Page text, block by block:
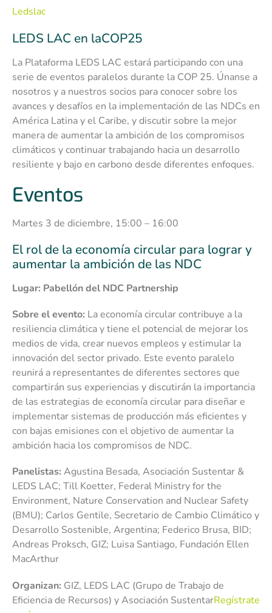
Ledslac
LEDS LAC en laCOP25
La Plataforma LEDS LAC estará participando con una
serie de eventos paralelos durante la COP 25. Únanse a
nosotros y a nuestros socios para conocer sobre los
avances y desafíos en la implementación de las NDCs en
América Latina y el Caribe, y discutir sobre la mejor
manera de aumentar la ambición de los compromisos
climáticos y continuar trabajando hacia un desarrollo
resiliente y bajo en carbono desde diferentes enfoques.
Eventos
Martes 3 de diciembre, 15:00 – 16:00
El rol de la economía circular para lograr y
aumentar la ambición de las NDC
Lugar: Pabellón del NDC Partnership
Sobre el evento: La economía circular contribuye a la
resiliencia climática y tiene el potencial de mejorar los
medios de vida, crear nuevos empleos y estimular la
innovación del sector privado. Este evento paralelo
reunirá a representantes de diferentes sectores que
compartirán sus experiencias y discutirán la importancia
de las estrategias de economía circular para diseñar e
implementar sistemas de producción más eficientes y
con bajas emisiones con el objetivo de aumentar la
ambición hacia los compromisos de NDC.
Panelistas: Agustina Besada, Asociación Sustentar &
LEDS LAC; Till Koetter, Federal Ministry for the
Environment, Nature Conservation and Nuclear Safety
(BMU); Carlos Gentile, Secretario de Cambio Climático y
Desarrollo Sostenible, Argentina; Federico Brusa, BID;
Andreas Proksch, GIZ; Luisa Santiago, Fundación Ellen
MacArthur
Organizan: GIZ, LEDS LAC (Grupo de Trabajo de
Eficiencia de Recursos) y Asociación SustentarRegístrate